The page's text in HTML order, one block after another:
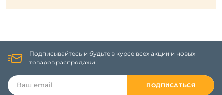
Подписывайтесь и будьте в курсе всех акций и новых
товаров распродажи!
ПОДПИСАТЬСЯ